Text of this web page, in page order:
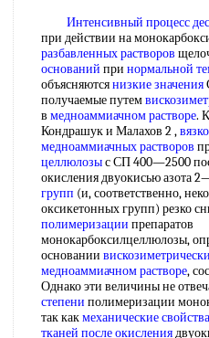
Интенсивный процесс
при действии на
разбавленных растворов
оснований при нормальной
объясняютсянизкие значения
получаемые путем
в медноаммиачном растворе.
Кондрашук и Малахов 2 ,
медноаммиачных растворов
целлюлозыс СП 400—2500
окисления двуокисью азота
групп (и, соответственно,
оксикетонных групп) резко
полимеризации препаратов
монокарбоксилцеллюлозы,
основании
медноаммиачном растворе,
Однако эти величины не
степени полимеризации
так какмеханические свойства
тканей после окисления